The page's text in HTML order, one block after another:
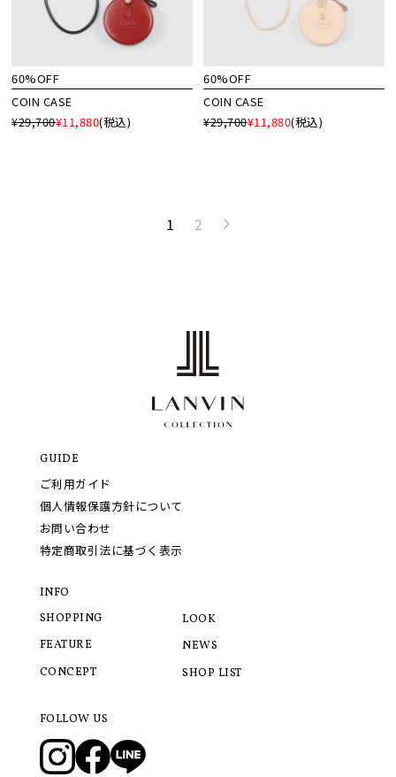
60%OFF
COIN CASE
¥29,700¥11,880(税込)
60%OFF
COIN CASE
¥29,700¥11,880(税込)
1 2
GUIDE
ご利用ガイド
個人情報保護方針について
お問い合わせ
特定商取引法に基づく表示
INFO
SHOPPING
FEATURE
CONCEPT
LOOK
NEWS
SHOP LIST
FOLLOW US